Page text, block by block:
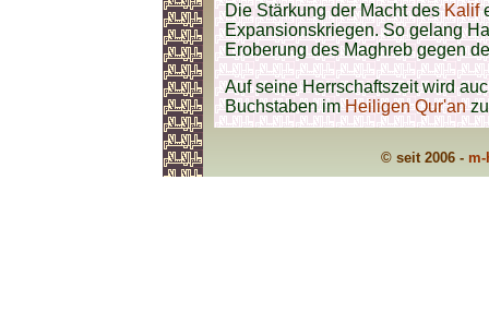
Die Stärkung der Macht desKalif
Expansionskriegen. So gelang
Eroberung des Maghreb gegen
Auf seine Herrschaftszeit wird
Buchstaben imHeiligen Qur'an
© seit 2006 -